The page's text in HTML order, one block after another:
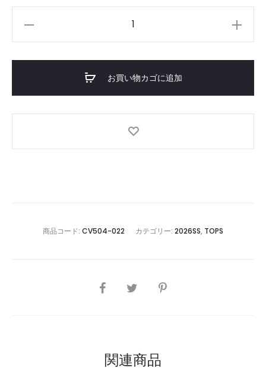
Protect
Hoodie
お買い物カゴに追加
商品コード: CV504-022 カテゴリー: 2026SS, TOPS
SHARE
関連商品